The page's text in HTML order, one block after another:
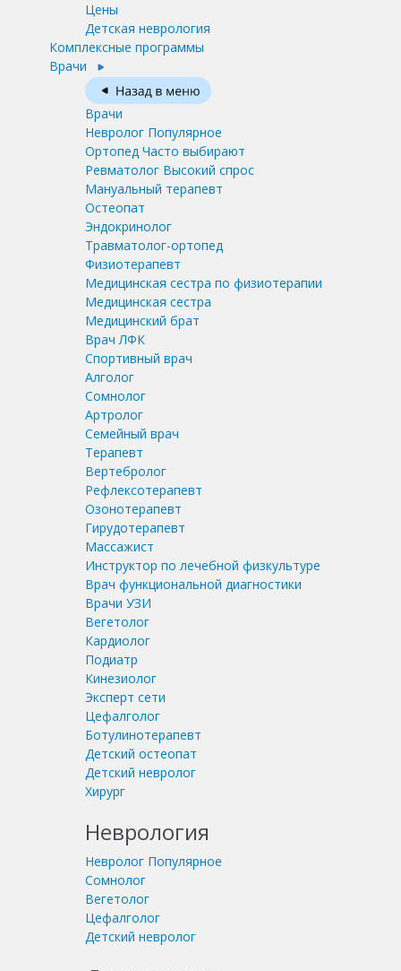
Цены
Детская неврология
Комплексные программы
Врачи
Врачи
Невролог Популярное
Ортопед Часто выбирают
Ревматолог Высокий спрос
Мануальный терапевт
Остеопат
Эндокринолог
Травматолог-ортопед
Физиотерапевт
Медицинская сестра по физиотерапии
Медицинская сестра
Медицинский брат
Врач ЛФК
Спортивный врач
Алголог
Сомнолог
Артролог
Семейный врач
Терапевт
Вертебролог
Рефлексотерапевт
Озонотерапевт
Гирудотерапевт
Массажист
Инструктор по лечебной физкультуре
Врач функциональной диагностики
Врачи УЗИ
Вегетолог
Кардиолог
Подиатр
Кинезиолог
Эксперт сети
Цефалголог
Ботулинотерапевт
Детский остеопат
Детский невролог
Хирург
Неврология
Невролог Популярное
Сомнолог
Вегетолог
Цефалголог
Детский невролог